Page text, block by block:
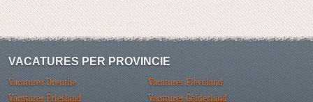
VACATURES PER PROVINCIE
Vacatures Drenthe
Vacatures Flevoland
Vacatures Friesland
Vacatures Gelderland